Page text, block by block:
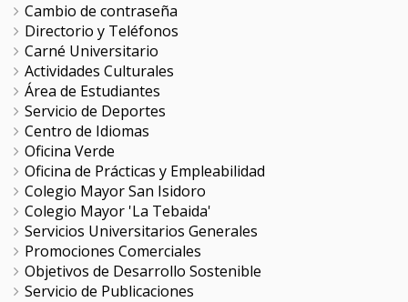
Cambio de contraseña
Directorio y Teléfonos
Carné Universitario
Actividades Culturales
Área de Estudiantes
Servicio de Deportes
Centro de Idiomas
Oficina Verde
Oficina de Prácticas y Empleabilidad
Colegio Mayor San Isidoro
Colegio Mayor 'La Tebaida'
Servicios Universitarios Generales
Promociones Comerciales
Objetivos de Desarrollo Sostenible
Servicio de Publicaciones